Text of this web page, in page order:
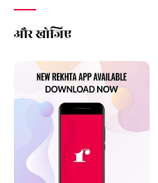
और खोजिए